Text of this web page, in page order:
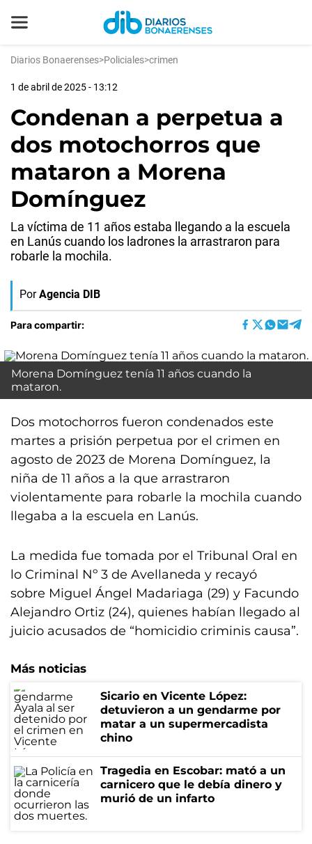
Diarios Bonaerenses>Policiales>crimen
1 de abril de 2025 - 13:12
Condenan a perpetua a
dos motochorros que
mataron a Morena
Domínguez
La víctima de 11 años estaba llegando a la escuela
en Lanús cuando los ladrones la arrastraron para
robarle la mochila.
Por Agencia DIB
Para compartir:
Morena Domínguez tenía 11 años cuando la
mataron.
Dos motochorros fueron condenados este
martes a prisión perpetua por el crimen en
agosto de 2023 de Morena Domínguez, la
niña de 11 años a la que arrastraron
violentamente para robarle la mochila cuando
llegaba a la escuela en Lanús.
La medida fue tomada por el Tribunal Oral en
lo Criminal Nº 3 de Avellaneda y recayó
sobre Miguel Ángel Madariaga (29) y Facundo
Alejandro Ortiz (24), quienes habían llegado al
juicio acusados de “homicidio criminis causa”.
Más noticias
Sicario en Vicente López:
detuvieron a un gendarme por
matar a un supermercadista
chino
Tragedia en Escobar: mató a un
carnicero que le debía dinero y
murió de un infarto